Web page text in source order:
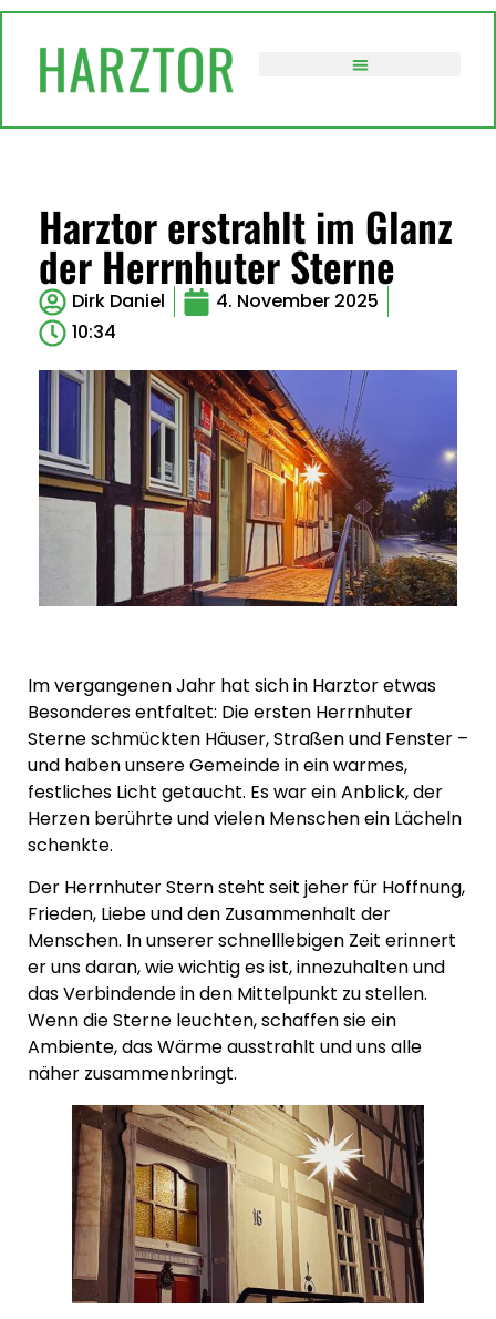
Harztor erstrahlt im Glanz
der Herrnhuter Sterne
Dirk Daniel
4. November 2025
10:34
Im vergangenen Jahr hat sich in Harztor etwas
Besonderes entfaltet: Die ersten Herrnhuter
Sterne schmückten Häuser, Straßen und Fenster –
und haben unsere Gemeinde in ein warmes,
festliches Licht getaucht. Es war ein Anblick, der
Herzen berührte und vielen Menschen ein Lächeln
schenkte.
Der Herrnhuter Stern steht seit jeher für Hoffnung,
Frieden, Liebe und den Zusammenhalt der
Menschen. In unserer schnelllebigen Zeit erinnert
er uns daran, wie wichtig es ist, innezuhalten und
das Verbindende in den Mittelpunkt zu stellen.
Wenn die Sterne leuchten, schaffen sie ein
Ambiente, das Wärme ausstrahlt und uns alle
näher zusammenbringt.